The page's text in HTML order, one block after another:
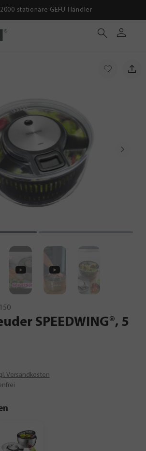
stationäre GEFU Händler
SPEEDWING®, 5
Versandkosten